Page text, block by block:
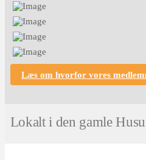
Læs om hvorfor vores
Lokalt i den gamle